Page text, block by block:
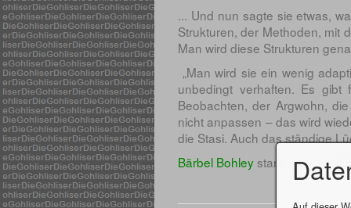
... Und nun sagte sie etwas,
Strukturen, der Methoden, mit
Man wird diese Strukturen
„Man wird sie ein wenig
unbedingt verhaften. Es gibt
Beobachten, der Argwohn,
nicht anpassen – das wird
die Stasi. Auch das ständige
Bärbel Bohley starb am